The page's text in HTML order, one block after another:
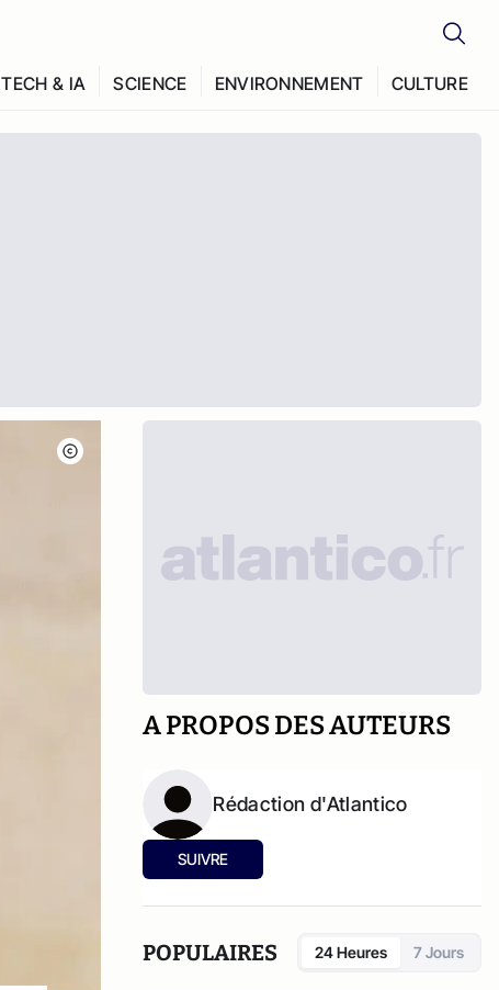
TECH & IA SCIENCE ENVIRONNEMENT CULTURE
A PROPOS DES AUTEURS
Rédaction d'Atlantico
SUIVRE
POPULAIRES 24 Heures 7 Jours